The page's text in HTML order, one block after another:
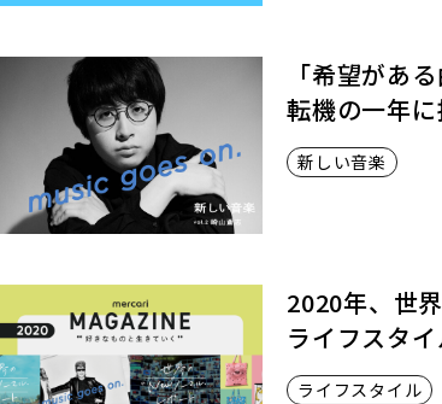
「希望があ
転機の一年
新しい音楽
2020年、世
ライフスタイ
ライフスタイル